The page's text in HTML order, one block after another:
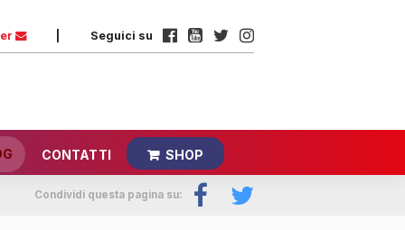
Seguici su
CONTATTI SHOP
Condividi questa pagina su: